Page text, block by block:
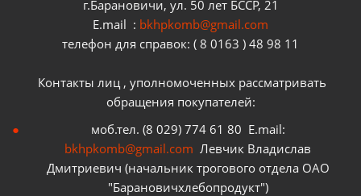
г.Барановичи, ул. 50 лет БССР, 21
E.mail : bkhpkomb@gmail.com
телефон для справок: ( 8 0163 ) 48 98 11
Контакты лиц , уполномоченных рассматривать
обращения покупателей:
моб.тел. (8 029) 774 61 80 E.mail:
bkhpkomb@gmail.com Левчик Владислав
Дмитриевич (начальник трогового отдела ОАО
"Барановичхлебопродукт")